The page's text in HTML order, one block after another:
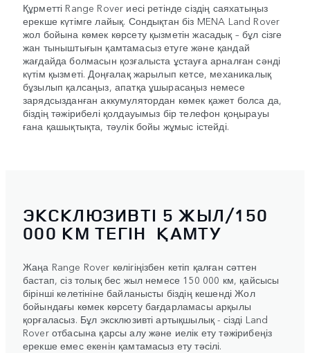
Құрметті Range Rover иесі ретінде сіздің саяхатыңыз
ерекше күтімге лайық. Сондықтан біз MENA Land Rover
жол бойына көмек көрсету қызметін жасадық – бұл сізге
жан тыныштығын қамтамасыз етуге және қандай
жағдайда болмасын қозғалыста ұстауға арналған сәнді
күтім қызметі. Доңғалақ жарылып кетсе, механикалық
бұзылып қалсаңыз, апатқа ұшырасаңыз немесе
зарядсызданған аккумулятордан көмек қажет болса да,
біздің тәжірибелі қолдауымыз бір телефон қоңырауы
ғана қашықтықта, тәулік бойы жұмыс істейді.
ЭКСКЛЮЗИВТІ 5 ЖЫЛ/150
000 КМ ТЕГІН ҚАМТУ
Жаңа Range Rover көлігіңізбен кетіп қалған сәттен
бастап, сіз толық бес жыл немесе 150 000 км, қайсысы
бірінші келетініне байланысты біздің кешенді Жол
бойындағы көмек көрсету бағдарламасы арқылы
қорғаласыз. Бұл эксклюзивті артықшылық - сізді Land
Rover отбасына қарсы алу және иелік ету тәжірибеңіз
ерекше емес екенін қамтамасыз ету тәсілі.